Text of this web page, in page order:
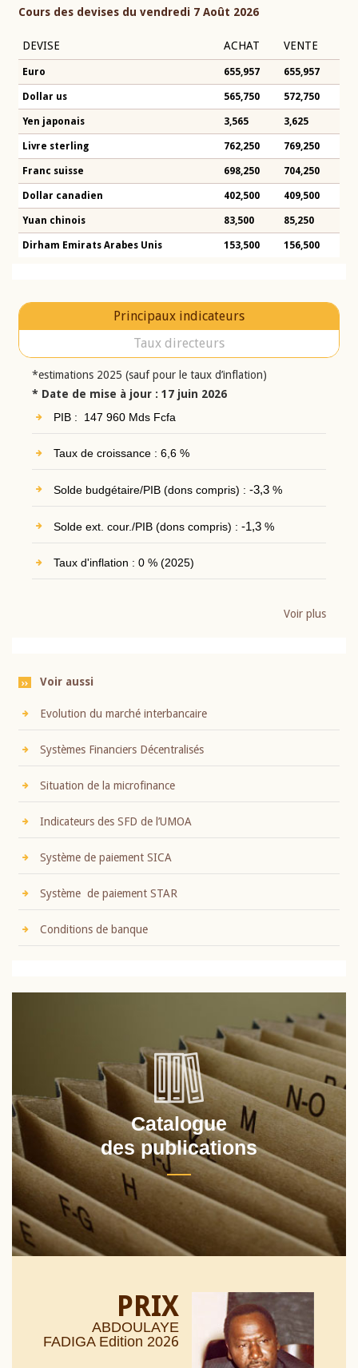
Cours des devises du vendredi 7 Août 2026
DEVISE ACHAT VENTE
Euro 655,957 655,957
Dollar us 565,750 572,750
Yen japonais 3,565 3,625
Livre sterling 762,250 769,250
Franc suisse 698,250 704,250
Dollar canadien 402,500 409,500
Yuan chinois 83,500 85,250
Dirham Emirats Arabes Unis 153,500 156,500
Principaux indicateurs
Taux directeurs
*estimations 2025 (sauf pour le taux d’inflation)
* Date de mise à jour : 17 juin 2026
PIB : 147 960 Mds Fcfa
Taux de croissance : 6,6 %
Solde budgétaire/PIB (dons compris) : -3,3%
Solde ext. cour./PIB (dons compris) : -1,3%
Taux d'inflation : 0 % (2025)
Voir plus
Voir aussi
Evolution du marché interbancaire
Systèmes Financiers Décentralisés
Situation de la microfinance
Indicateurs des SFD de l’UMOA
Système de paiement SICA
Système de paiement STAR
Conditions de banque
Catalogue
des publications
PRIX
ABDOULAYE
FADIGA Edition 2026